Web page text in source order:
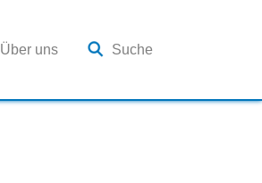
Über uns Suche